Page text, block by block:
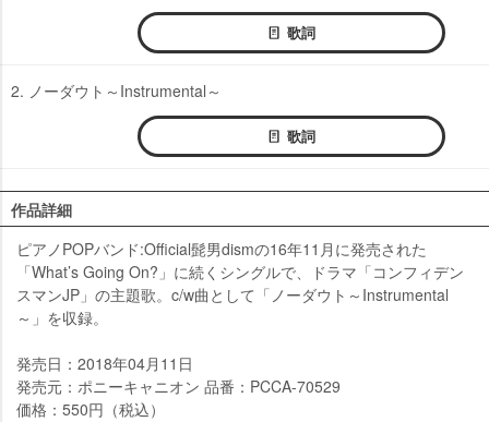
歌詞
2. ノーダウト～Instrumental～
歌詞
作品詳細
ピアノPOPバンド:Official髭男dismの16年11月に発売された
「What’s Going On?」に続くシングルで、ドラマ「コンフィデン
スマンJP」の主題歌。c/w曲として「ノーダウト～Instrumental
～」を収録。
発売日：2018年04月11日
発売元：ポニーキャニオン 品番：PCCA-70529
価格：550円（税込）